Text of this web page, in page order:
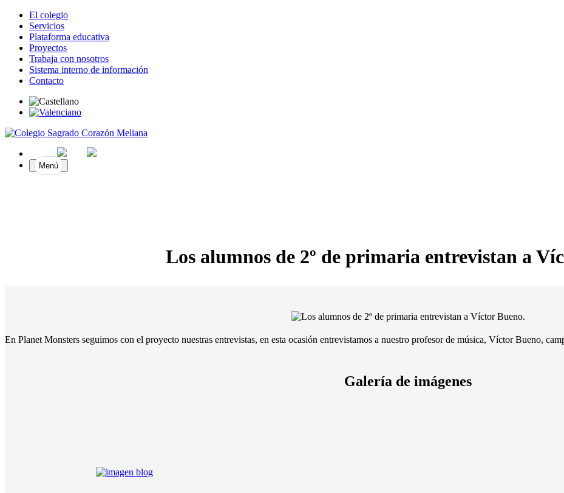
El colegio
Servicios
Plataforma educativa
Proyectos
Trabaja con nosotros
Sistema interno de información
Contacto
Menú
Los alumnos de 2º de primaria entrevistan a
En Planet Monsters seguimos con el proyecto nuestras entrevistas, en esta ocasión entrevistamos a nuestro profesor de música, Víctor Bueno,
Galería de imágenes